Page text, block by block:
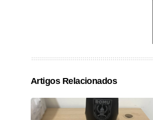
Artigos Relacionados